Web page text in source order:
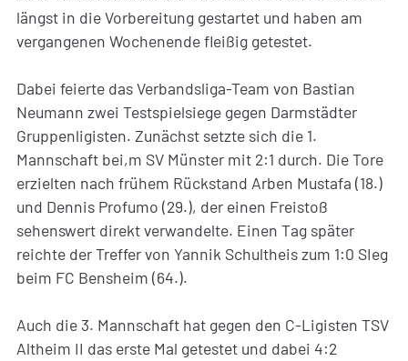
längst in die Vorbereitung gestartet und haben am
vergangenen Wochenende fleißig getestet.
Dabei feierte das Verbandsliga-Team von Bastian
Neumann zwei Testspielsiege gegen Darmstädter
Gruppenligisten. Zunächst setzte sich die 1.
Mannschaft bei,m SV Münster mit 2:1 durch. Die Tore
erzielten nach frühem Rückstand Arben Mustafa (18.)
und Dennis Profumo (29.), der einen Freistoß
sehenswert direkt verwandelte. Einen Tag später
reichte der Treffer von Yannik Schultheis zum 1:0 SIeg
beim FC Bensheim (64.).
Auch die 3. Mannschaft hat gegen den C-Ligisten TSV
Altheim II das erste Mal getestet und dabei 4:2